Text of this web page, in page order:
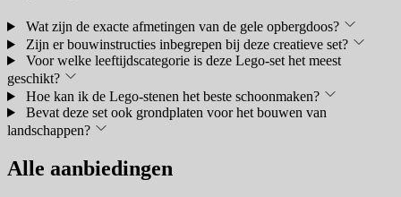
Wat zijn de exacte afmetingen van de gele opbergdoos?
Zijn er bouwinstructies inbegrepen bij deze creatieve set?
Voor welke leeftijdscategorie is deze Lego-set het meest
geschikt?
Hoe kan ik de Lego-stenen het beste schoonmaken?
Bevat deze set ook grondplaten voor het bouwen van
landschappen?
Alle aanbiedingen